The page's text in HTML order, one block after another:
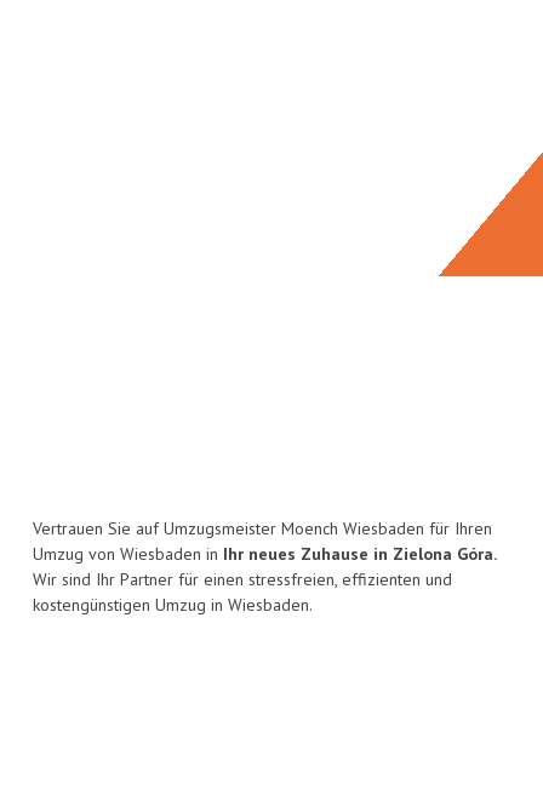
Vertrauen Sie auf Umzugsmeister Moench Wiesbaden für Ihren
Umzug von Wiesbaden in Ihr neues Zuhause in Zielona Góra.
Wir sind Ihr Partner für einen stressfreien, effizienten und
kostengünstigen Umzug in Wiesbaden.